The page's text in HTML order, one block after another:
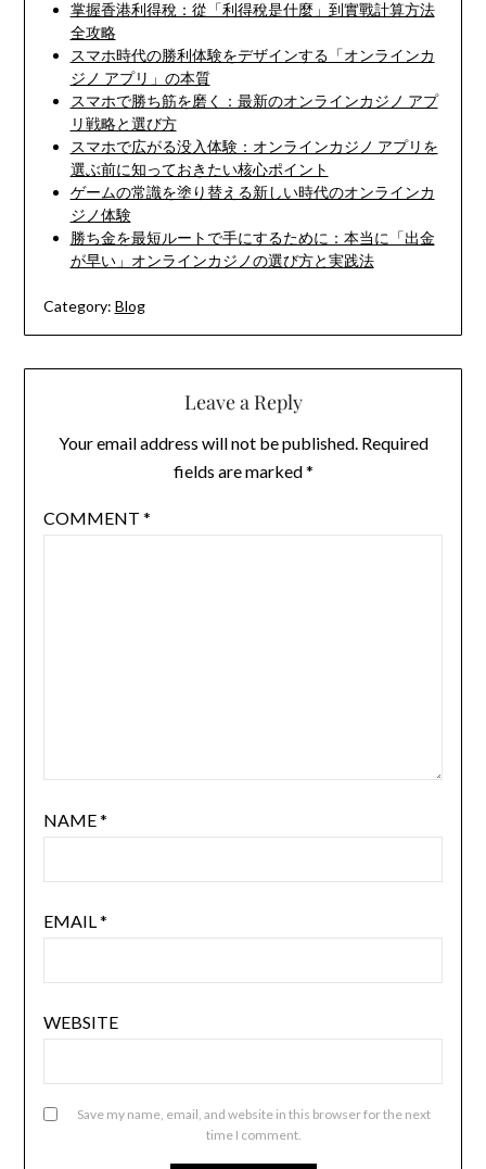
掌握香港利得稅：從「利得稅是什麼」到實戰計算方法
全攻略
スマホ時代の勝利体験をデザインする「オンラインカ
ジノ アプリ」の本質
スマホで勝ち筋を磨く：最新のオンラインカジノ アプ
リ戦略と選び方
スマホで広がる没入体験：オンラインカジノ アプリを
選ぶ前に知っておきたい核心ポイント
ゲームの常識を塗り替える新しい時代のオンラインカ
ジノ体験
勝ち金を最短ルートで手にするために：本当に「出金
が早い」オンラインカジノの選び方と実践法
Category: Blog
Leave a Reply
Your email address will not be published. Required
fields are marked*
COMMENT *
NAME*
EMAIL*
WEBSITE
Save my name, email, and website in this browser for the next
time I comment.